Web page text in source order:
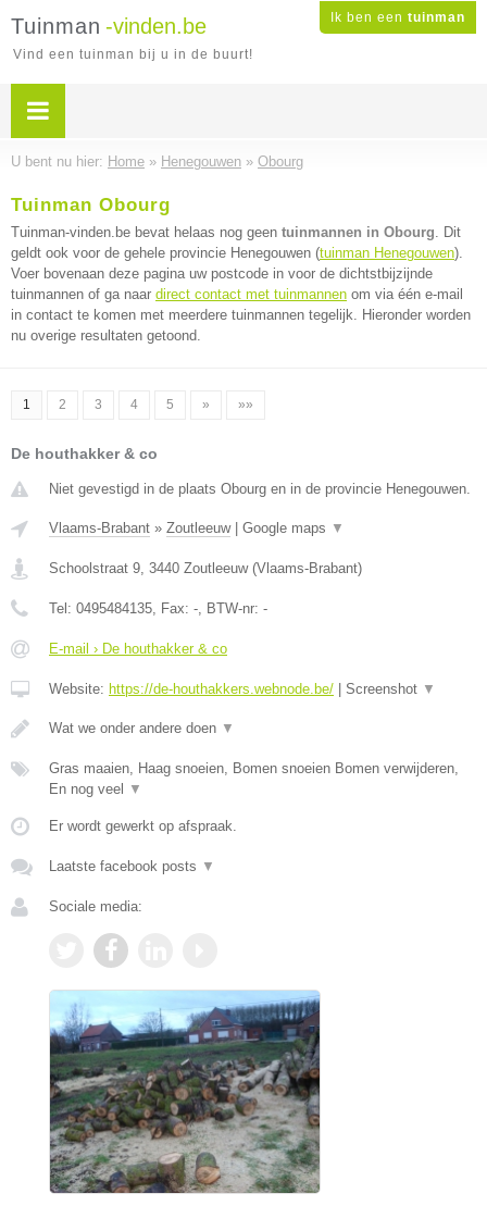
Ik ben een tuinman
Tuinman -vinden.be
Vind een tuinman bij u in de buurt!
U bent nu hier: Home » Henegouwen » Obourg
Tuinman Obourg
Tuinman-vinden.be bevat helaas nog geen tuinmannen in Obourg. Dit
geldt ook voor de gehele provincie Henegouwen (tuinman Henegouwen).
Voer bovenaan deze pagina uw postcode in voor de dichtstbijzijnde
tuinmannen of ga naar direct contact met tuinmannen om via één e-mail
in contact te komen met meerdere tuinmannen tegelijk. Hieronder worden
nu overige resultaten getoond.
1 2 3 4 5 » »»
De houthakker & co
Niet gevestigd in de plaats Obourg en in de provincie Henegouwen.
Vlaams-Brabant » Zoutleeuw| Google maps ▼
Schoolstraat 9, 3440 Zoutleeuw(Vlaams-Brabant)
Tel: 0495484135, Fax: -, BTW-nr: -
E-mail › De houthakker & co
Website: https://de-houthakkers.webnode.be/ Screenshot ▼
Wat we onder andere doen ▼
Gras maaien, Haag snoeien, Bomen snoeien Bomen verwijderen,
En nog veel
▼
Er wordt gewerkt op afspraak.
Laatste facebook posts ▼
Sociale media: